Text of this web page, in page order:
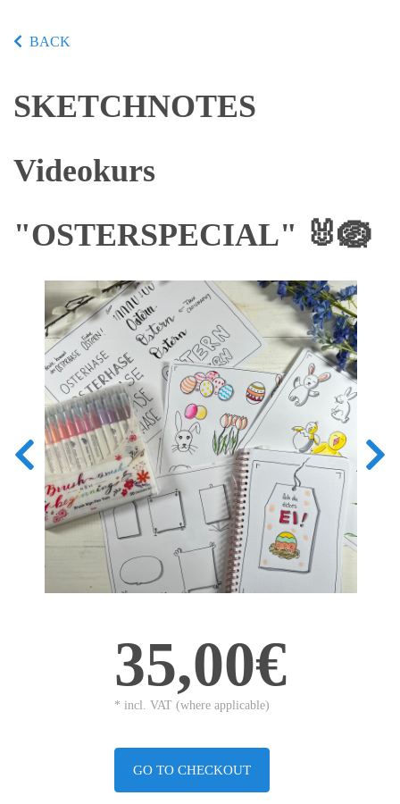
BACK
SKETCHNOTES
Videokurs
"OSTERSPECIAL" 🐰🪺
35,00€
* incl. VAT (where applicable)
GO TO CHECKOUT